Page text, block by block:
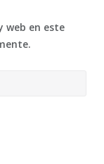
web en este